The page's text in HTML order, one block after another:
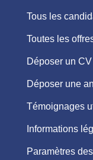
Tous les
Toutes les
Déposer un CV
Déposer une
Témoignages
Informations
Paramètres